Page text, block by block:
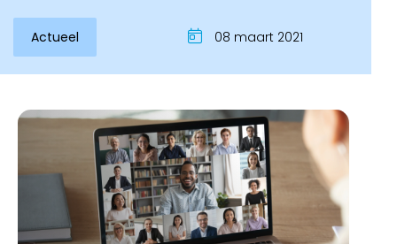
Inloggen
Actueel 08 maart 2021